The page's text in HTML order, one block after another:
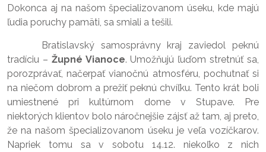
Dokonca aj na našom špecializovanom úseku, kde majú
ľudia poruchy pamäti, sa smiali a tešili.
Bratislavský samosprávny kraj zaviedol peknú
tradíciu – Župné Vianoce. Umožňujú ľuďom stretnúť sa,
porozprávať, načerpať vianočnú atmosféru, pochutnať si
na niečom dobrom a prežiť peknú chvíľku. Tento krát boli
umiestnené pri kultúrnom dome v Stupave. Pre
niektorých klientov bolo náročnejšie zájsť až tam, aj preto,
že na našom špecializovanom úseku je veľa vozíčkarov.
Napriek tomu sa v sobotu 14.12. niekoľko z nich